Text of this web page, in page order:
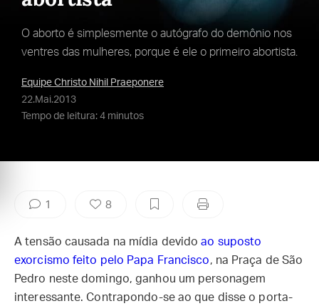
O aborto é simplesmente o autógrafo do demônio nos
ventres das mulheres, porque é ele o primeiro abortista.
Equipe Christo Nihil Praeponere
22.Mai.2013
Tempo de leitura: 4 minutos
1 8
A tensão causada na mídia devidoao suposto
exorcismo feito pelo Papa Francisco, na Praça de São
Pedro neste domingo, ganhou um personagem
interessante. Contrapondo-se ao que disse o porta-